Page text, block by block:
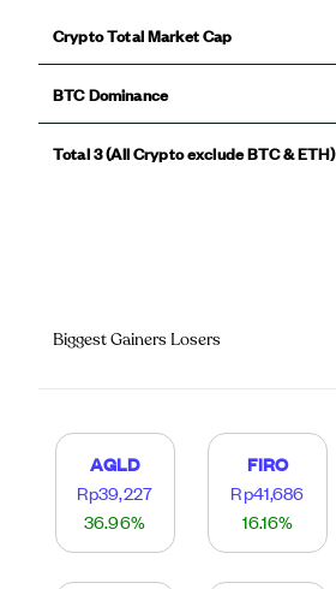
Crypto Total Market Cap
BTC Dominance
Total 3 (All Crypto exclude BTC & ETH)
Biggest Gainers Losers
AGLD
Rp39,227
36.96%
FIRO
Rp41,686
16.16%